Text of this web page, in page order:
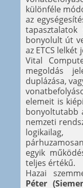
különféle
az
bonyolult út
az ETCS
Vital
megoldás
duplázása,
elemeit is
bonyoltutabb
nemzeti
egyik
teljes értékű.
Hazai
Péter